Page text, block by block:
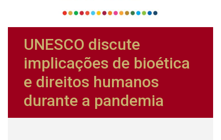
UNESCO discute
implicações de bioética
e direitos humanos
durante a pandemia